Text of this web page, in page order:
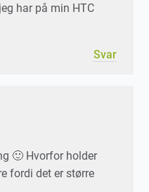
har på min HTC
Svar
🙂 Hvorfor holder
fordi det er større